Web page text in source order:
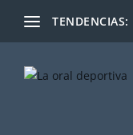
TENDENCIAS: